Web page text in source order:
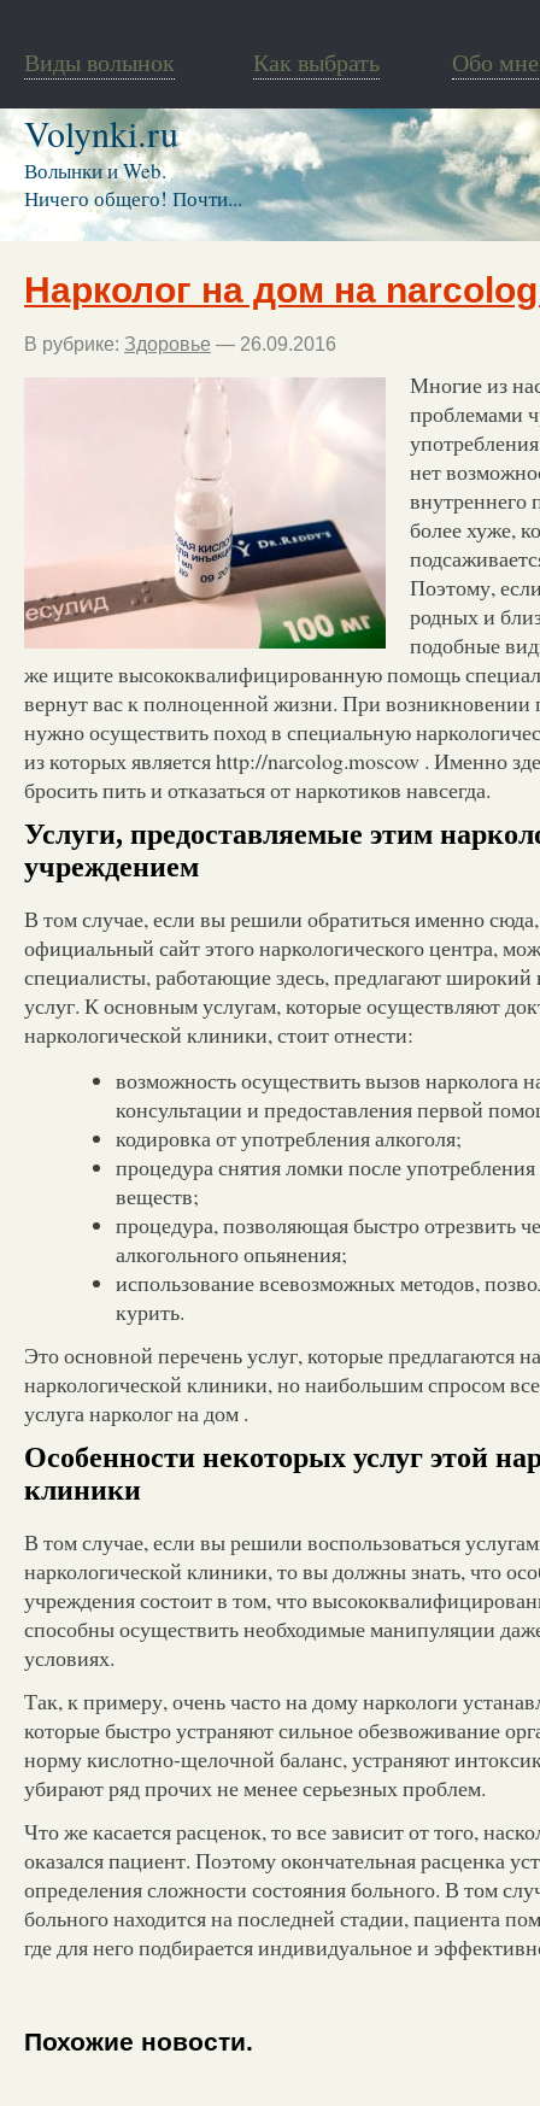
Виды волынок Как выбрать Обо мне
Volynki.ru
Волынки и Web.
Ничего общего! Почти...
Нарколог на дом на
В рубрике: Здоровье — 26.09.2016
Многие из
проблемами
нет
внутреннего
более хуже,
Поэтому,
родных и
подобные
же ищите высококвалифицированную помощь
вернут вас к полноценной жизни. При
нужно осуществить поход в специальную
из которых является http://narcolog.moscow . Именно
бросить пить и отказаться от наркотиков навсегда.
Услуги, предоставляемые этим
учреждением
В том случае, если вы решили обратиться именно
официальный сайт этого наркологического центра,
специалисты, работающие здесь, предлагают
услуг. К основным услугам, которые осуществляют
наркологической клиники, стоит отнести:
возможность осуществить вызов нарколога
консультации и предоставления первой
кодировка от употребления алкоголя;
процедура снятия ломки после
веществ;
процедура, позволяющая быстро отрезвить
алкогольного опьянения;
использование всевозможных методов,
курить.
Это основной перечень услуг, которые предлагаются
наркологической клиники, но наибольшим спросом
услуга нарколог на дом .
Особенности некоторых услуг этой
клиники
В том случае, если вы решили воспользоваться
наркологической клиники, то вы должны знать, что
учреждения состоит в том, что
способны осуществить необходимые манипуляции
условиях.
Так, к примеру, очень часто на дому наркологи
которые быстро устраняют сильное обезвоживание
норму кислотно-щелочной баланс, устраняют
убирают ряд прочих не менее серьезных проблем.
Что же касается расценок, то все зависит от того,
оказался пациент. Поэтому окончательная расценка
определения сложности состояния больного. В том
больного находится на последней стадии, пациента
где для него подбирается индивидуальное и
Похожие новости.